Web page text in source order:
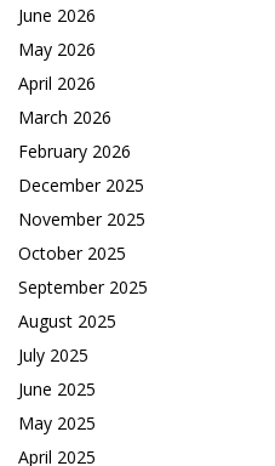
June 2026
May 2026
April 2026
March 2026
February 2026
December 2025
November 2025
October 2025
September 2025
August 2025
July 2025
June 2025
May 2025
April 2025